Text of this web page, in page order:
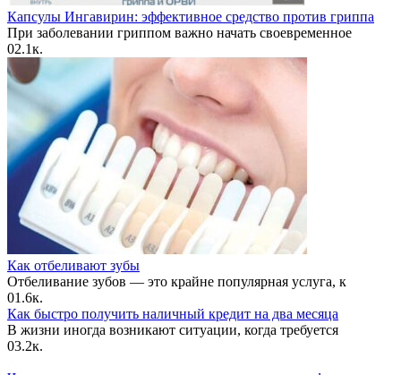
Капсулы Ингавирин: эффективное средство против гриппа
При заболевании гриппом важно начать своевременное
02.1к.
Как отбеливают зубы
Отбеливание зубов — это крайне популярная услуга, к
01.6к.
Как быстро получить наличный кредит на два месяца
В жизни иногда возникают ситуации, когда требуется
03.2к.